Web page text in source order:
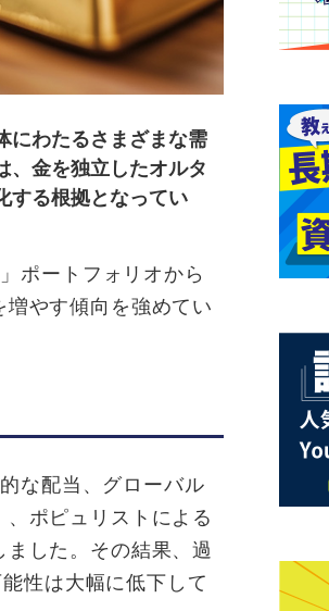
にわたるさまざまな需
、金を独立したオルタ
する根拠となってい
ポートフォリオから
やす傾向を強めてい
な配当、グローバル
ポピュリストによる
した。その結果、過
性は大幅に低下して